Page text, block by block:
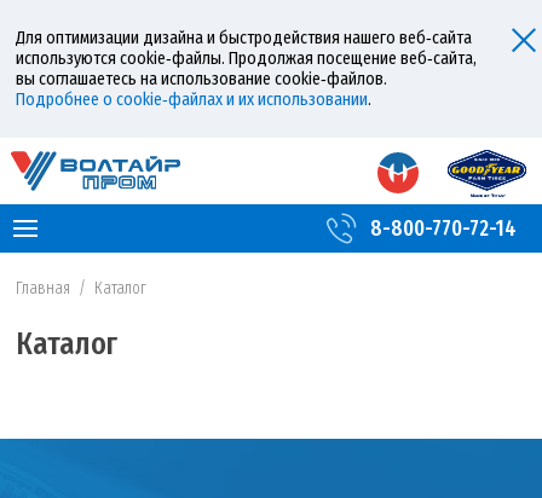
Для оптимизации дизайна и быстродействия нашего веб‑сайта
используются cookie‑файлы. Продолжая посещение веб‑сайта,
вы соглашаетесь на использование cookie‑файлов.
Подробнее о cookie‑файлах и их использовании.
8-800-770-72-14
Главная / Каталог
Каталог